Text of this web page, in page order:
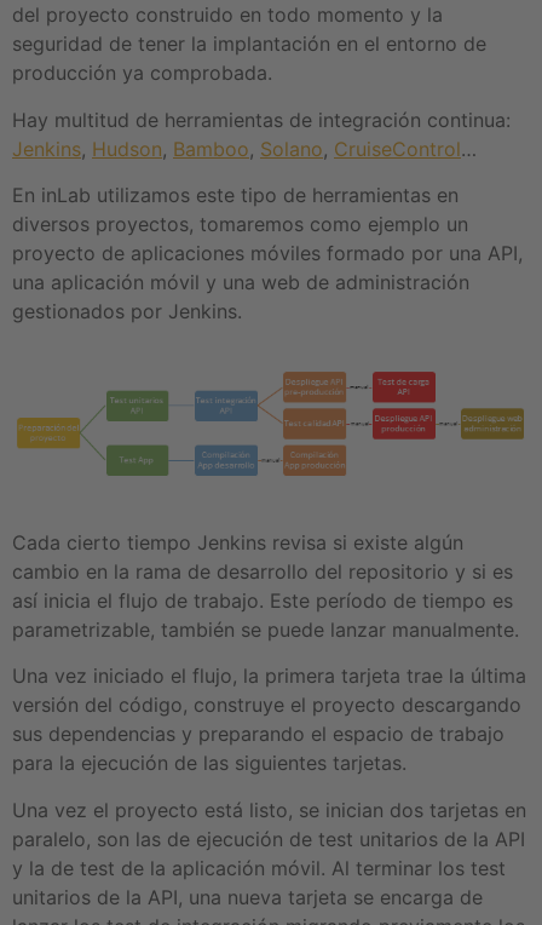
del proyecto construido en todo momento y la
seguridad de tener la implantación en el entorno de
producción ya comprobada.
Hay multitud de herramientas de integración continua:
Jenkins, Hudson, Bamboo, Solano, CruiseControl…
En inLab utilizamos este tipo de herramientas en
diversos proyectos, tomaremos como ejemplo un
proyecto de aplicaciones móviles formado por una API,
una aplicación móvil y una web de administración
gestionados por Jenkins.
Cada cierto tiempo Jenkins revisa si existe algún
cambio en la rama de desarrollo del repositorio y si es
así inicia el flujo de trabajo. Este período de tiempo es
parametrizable, también se puede lanzar manualmente.
Una vez iniciado el flujo, la primera tarjeta trae la última
versión del código, construye el proyecto descargando
sus dependencias y preparando el espacio de trabajo
para la ejecución de las siguientes tarjetas.
Una vez el proyecto está listo, se inician dos tarjetas en
paralelo, son las de ejecución de test unitarios de la API
y la de test de la aplicación móvil. Al terminar los test
unitarios de la API, una nueva tarjeta se encarga de